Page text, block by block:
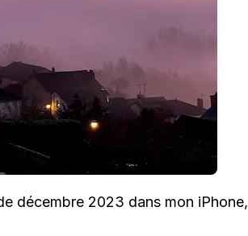
décembre 2023 dans mon iPhone,